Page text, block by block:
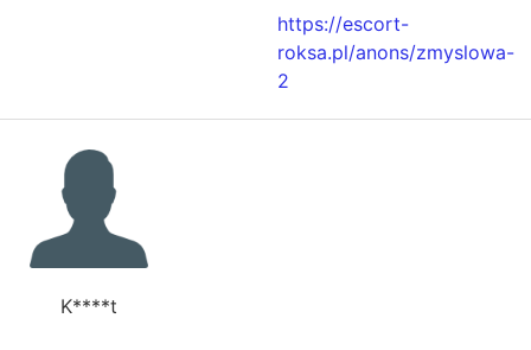
https://escort-
roksa.pl/anons/zmyslowa-
2
K****t